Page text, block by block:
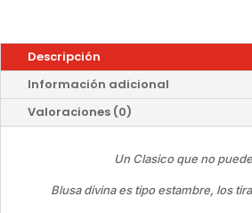
Descripción
Información adicional
Valoraciones (0)
Un Clasico que no
Blusa divina es tipo estambre, los